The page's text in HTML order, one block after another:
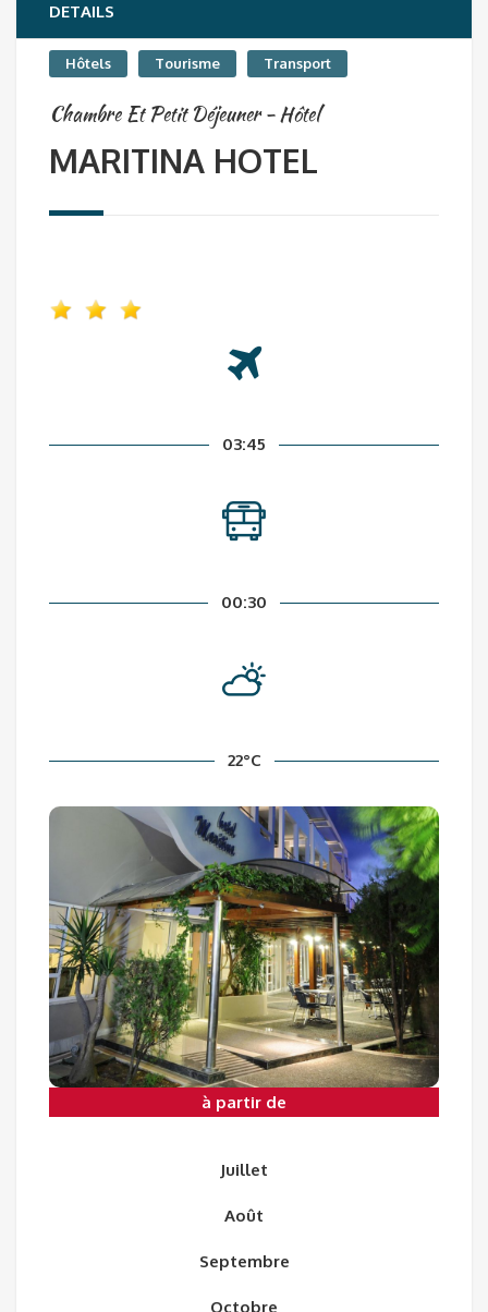
DETAILS
Hôtels Tourisme Transport
Chambre Et Petit Déjeuner - Hôtel
MARITINA HOTEL
03:45
00:30
22°C
à 500 mètres de la plage
83 chambres
Dans le hall, vous pouvez utiliser le wifi
gratuit
à partir de
Juillet
Août
Septembre
Octobre